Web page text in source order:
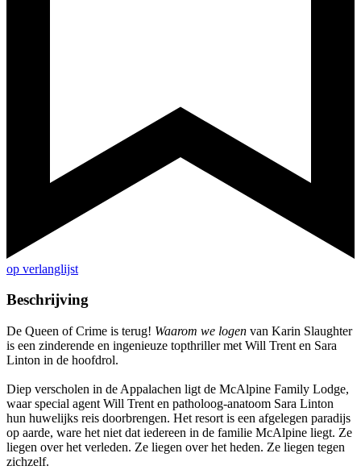
op verlanglijst
Beschrijving
De Queen of Crime is terug! Waarom we logen van Karin Slaughter
is een zinderende en ingenieuze topthriller met Will Trent en Sara
Linton in de hoofdrol.
Diep verscholen in de Appalachen ligt de McAlpine Family Lodge,
waar special agent Will Trent en patholoog-anatoom Sara Linton
hun huwelijks reis doorbrengen. Het resort is een afgelegen paradijs
op aarde, ware het niet dat iedereen in de familie McAlpine liegt. Ze
liegen over het verleden. Ze liegen over het heden. Ze liegen tegen
zichzelf.